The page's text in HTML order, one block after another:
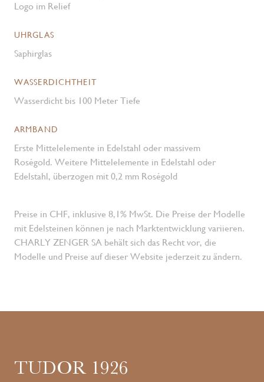
Logo im Relief
UHRGLAS
Saphirglas
WASSERDICHTHEIT
Wasserdicht bis 100 Meter Tiefe
ARMBAND
Erste Mittelelemente in Edelstahl oder massivem
Roségold. Weitere Mittelelemente in Edelstahl oder
Edelstahl, überzogen mit 0,2 mm Roségold
Preise in CHF, inklusive 8,1% MwSt. Die Preise der Modelle
mit Edelsteinen können je nach Marktentwicklung variieren.
CHARLY ZENGER SA behält sich das Recht vor, die
Modelle und Preise auf dieser Website jederzeit zu ändern.
TUDOR 1926